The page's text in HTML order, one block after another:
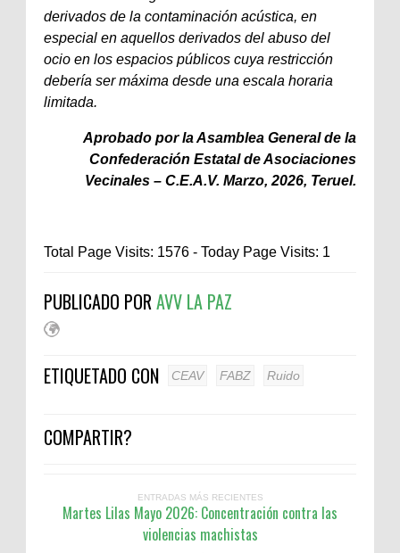
derivados de la contaminación acústica, en
especial en aquellos derivados del abuso del
ocio en los espacios públicos cuya restricción
debería ser máxima desde una escala horaria
limitada.
Aprobado por la Asamblea General de la
Confederación Estatal de Asociaciones
Vecinales – C.E.A.V. Marzo, 2026, Teruel.
Total Page Visits: 1576 - Today Page Visits: 1
PUBLICADO PORAVV LA PAZ
ETIQUETADO CON CEAV FABZ Ruido
COMPARTIR?
ENTRADAS MÁS RECIENTES
Martes Lilas Mayo 2026: Concentración contra las
violencias machistas